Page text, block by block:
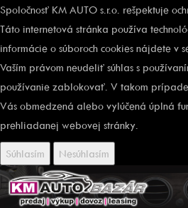
Spoločnosť KM AUTO s.r.o. rešpektuje
Táto internetová stránka používa
informácie o súboroch cookies nájdete v
Vaším právom neudeliť súhlas s
používanie zablokovať. V takom
Vás obmedzená alebo vylúčená úplná
prehliadanej webovej stránky.
Súhlasím Nesúhlasím